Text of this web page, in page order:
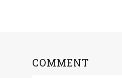
COMMENT